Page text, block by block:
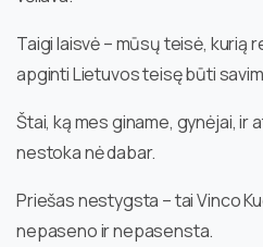
Taigi laisvė – mūsų teisė, kurią
apginti Lietuvos teisę būti
Štai, ką mes giname, gynėjai, ir
nestoka nė dabar.
Priešas nestygsta – tai Vinco
nepaseno ir nepasensta.